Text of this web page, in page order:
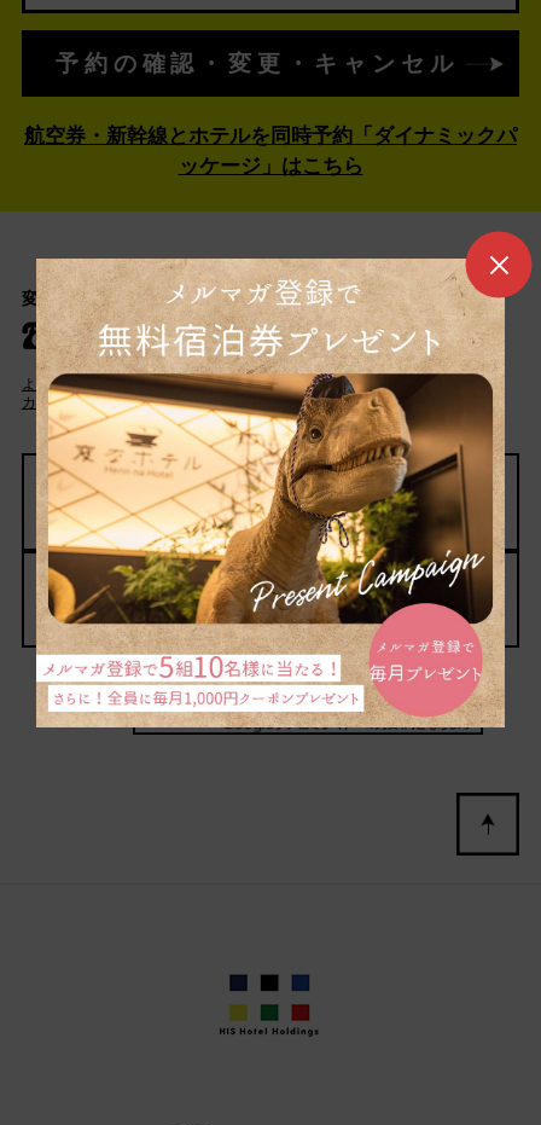
予約の確認・変更・キャンセル
航空券・新幹線とホテルを同時予約「ダイナミックパ
ッケージ」はこちら
変なホテル 東京 西葛西 カスタマーセンター
050- 5894- 3770
よくある質問
宿泊約款
カスタマーハラスメントに対する基本方針
パンフレットはこちら
団体旅行のお問い合わせ